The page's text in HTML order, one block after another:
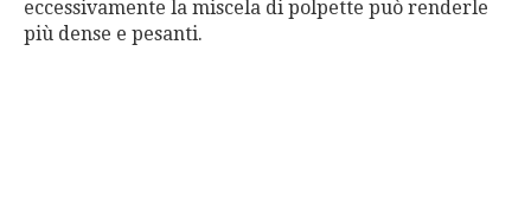
eccessivamente la miscela di polpette può renderle
più dense e pesanti.